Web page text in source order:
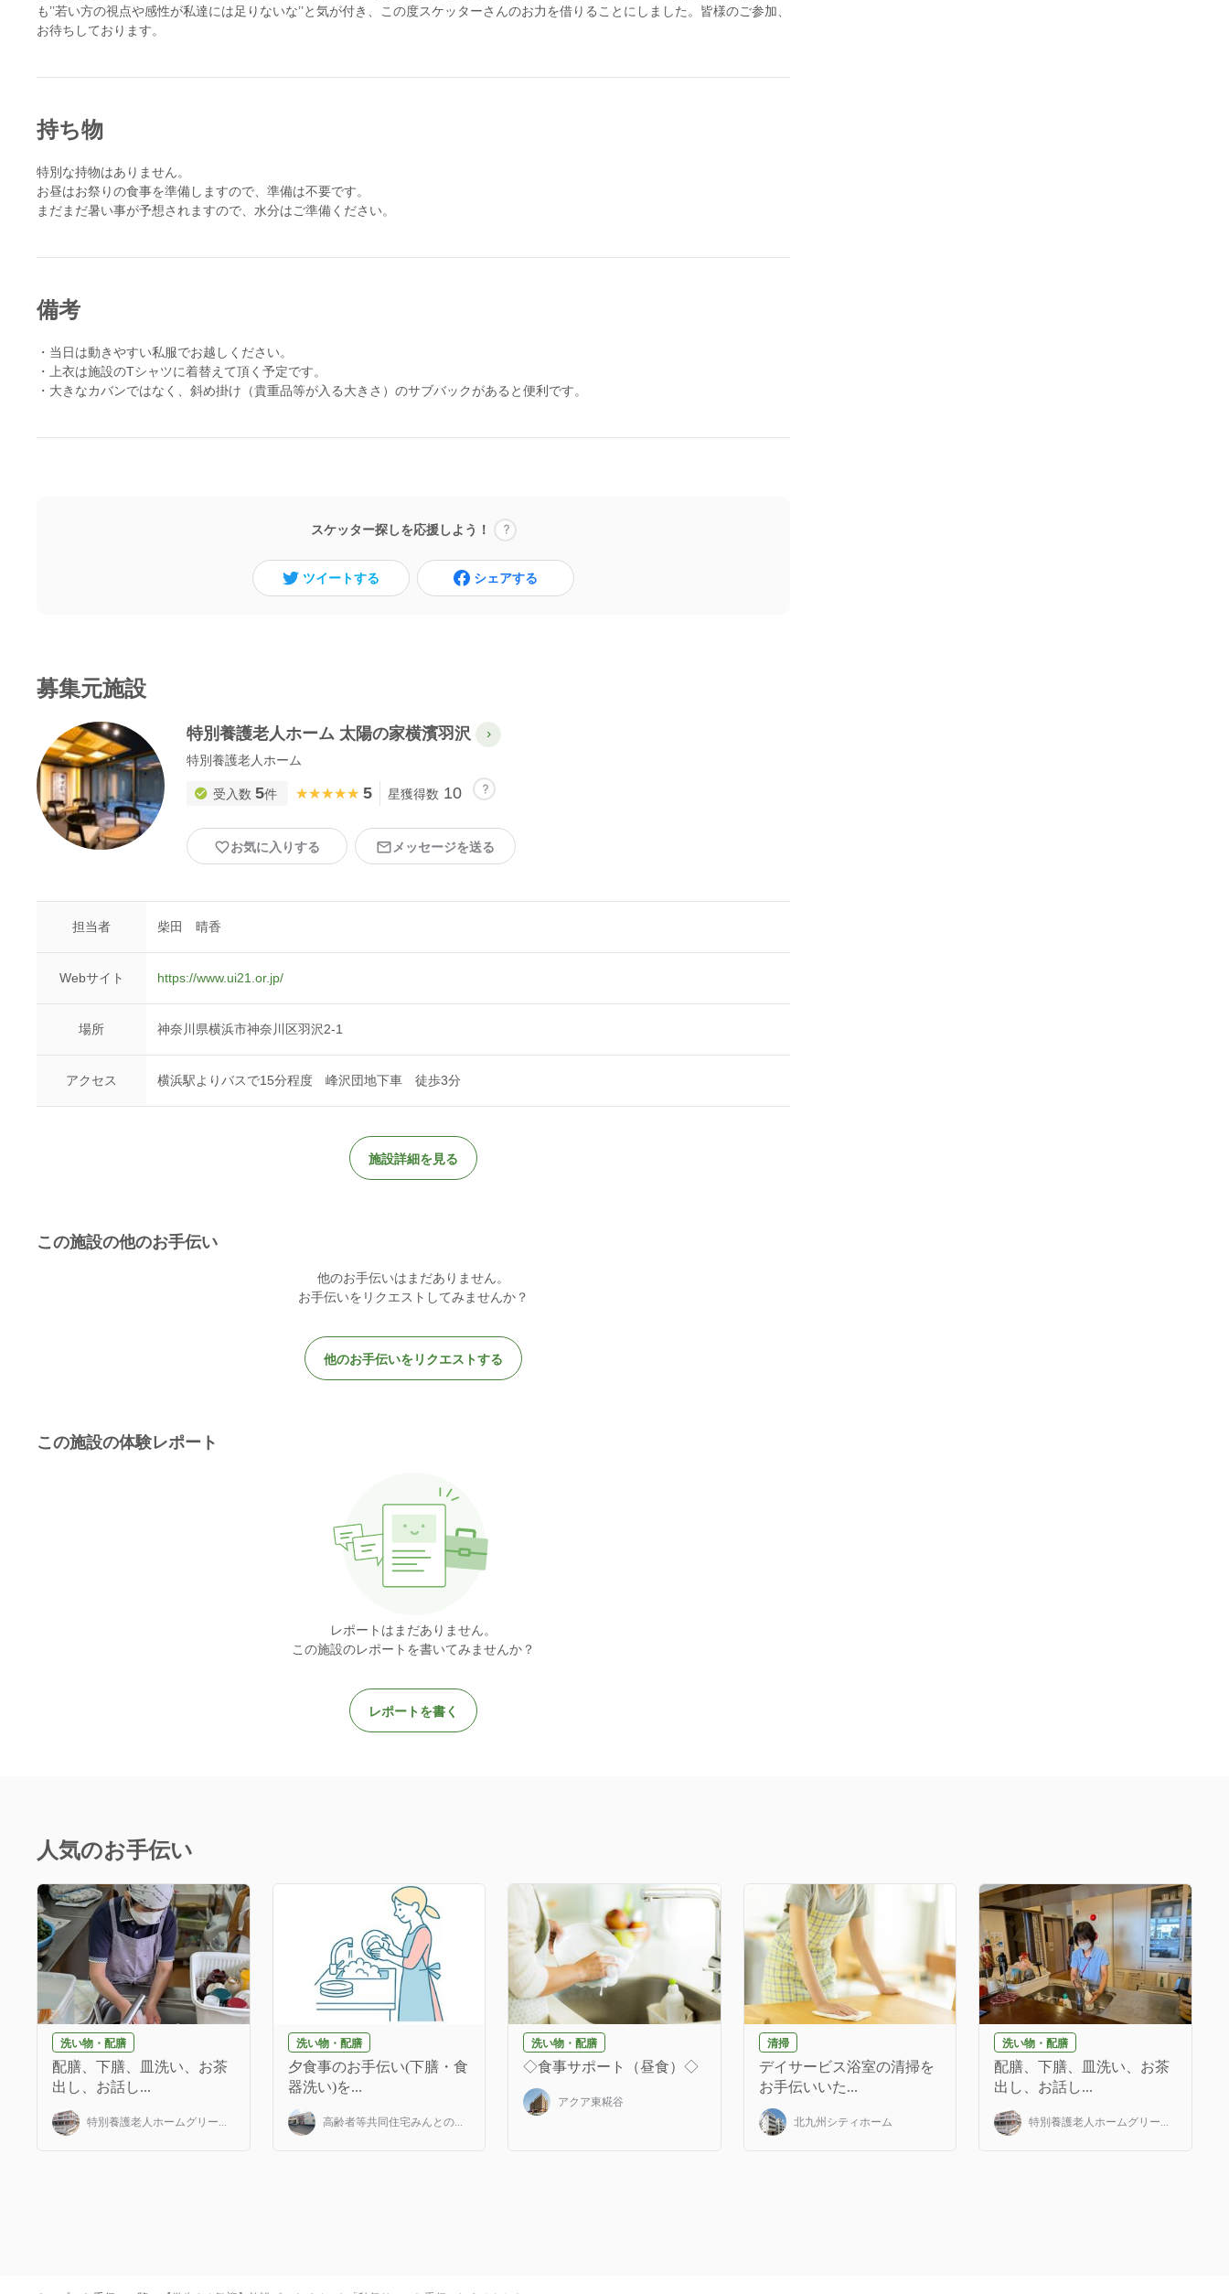
も’’若い方の視点や感性が私達には足りないな’’と気が付き、この度スケッターさんのお力を借りることにしました。皆様のご参加、
お待ちしております。
持ち物
特別な持物はありません。
お昼はお祭りの食事を準備しますので、準備は不要です。
まだまだ暑い事が予想されますので、水分はご準備ください。
備考
・当日は動きやすい私服でお越しください。
・上衣は施設のTシャツに着替えて頂く予定です。
・大きなカバンではなく、斜め掛け（貴重品等が入る大きさ）のサブバックがあると便利です。
スケッター探しを応援しよう！
ツイートする シェアする
募集元施設
特別養護老人ホーム 太陽の家横濱羽沢
特別養護老人ホーム
受入数 5件 ★★★★★
★★★★★ 5 星獲得数 10
お気に入りする メッセージを送る
担当者 柴田 晴香
Webサイト https://www.ui21.or.jp/
場所 神奈川県横浜市神奈川区羽沢2-1
アクセス 横浜駅よりバスで15分程度 峰沢団地下車 徒歩3分
施設詳細を見る
この施設の他のお手伝い
他のお手伝いはまだありません。
お手伝いをリクエストしてみませんか？
他のお手伝いをリクエストする
この施設の体験レポート
レポートはまだありません。
この施設のレポートを書いてみませんか？
レポートを書く
人気のお手伝い
洗い物・配膳
配膳、下膳、皿洗い、お茶
出し、お話し...
特別養護老人ホームグリー...
洗い物・配膳
夕食事のお手伝い(下膳・食
器洗い)を...
高齢者等共同住宅みんとの...
洗い物・配膳
◇食事サポート（昼食）◇
アクア東糀谷
清掃
デイサービス浴室の清掃を
お手伝いいた...
北九州シティホーム
洗い物・配膳
配膳、下膳、皿洗い、お茶
出し、お話し...
特別養護老人ホームグリー...